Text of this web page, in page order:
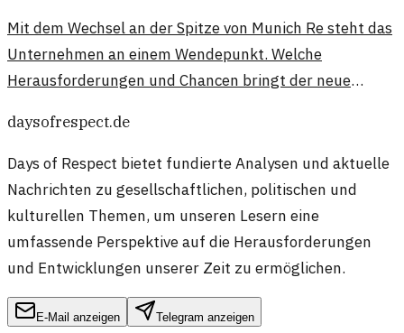
Mit dem Wechsel an der Spitze von Munich Re steht das
Unternehmen an einem Wendepunkt. Welche
Herausforderungen und Chancen bringt der neue
daysofrespect.de
Days of Respect bietet fundierte Analysen und aktuelle
Nachrichten zu gesellschaftlichen, politischen und
kulturellen Themen, um unseren Lesern eine
umfassende Perspektive auf die Herausforderungen
und Entwicklungen unserer Zeit zu ermöglichen.
E-Mail anzeigen Telegram anzeigen